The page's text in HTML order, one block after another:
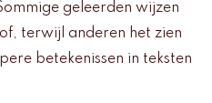
geleerden wijzen
terwijl anderen het zien
betekenissen in teksten